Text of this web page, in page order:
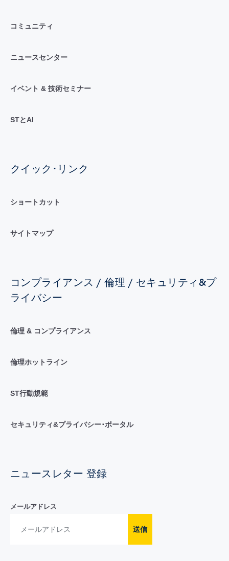
コミュニティ
ニュースセンター
イベント & 技術セミナー
STとAI
クイック･リンク
ショートカット
サイトマップ
コンプライアンス / 倫理 / セキュリティ&プ
ライバシー
倫理 & コンプライアンス
倫理ホットライン
ST行動規範
セキュリティ&プライバシー･ポータル
ニュースレター 登録
メールアドレス
送信